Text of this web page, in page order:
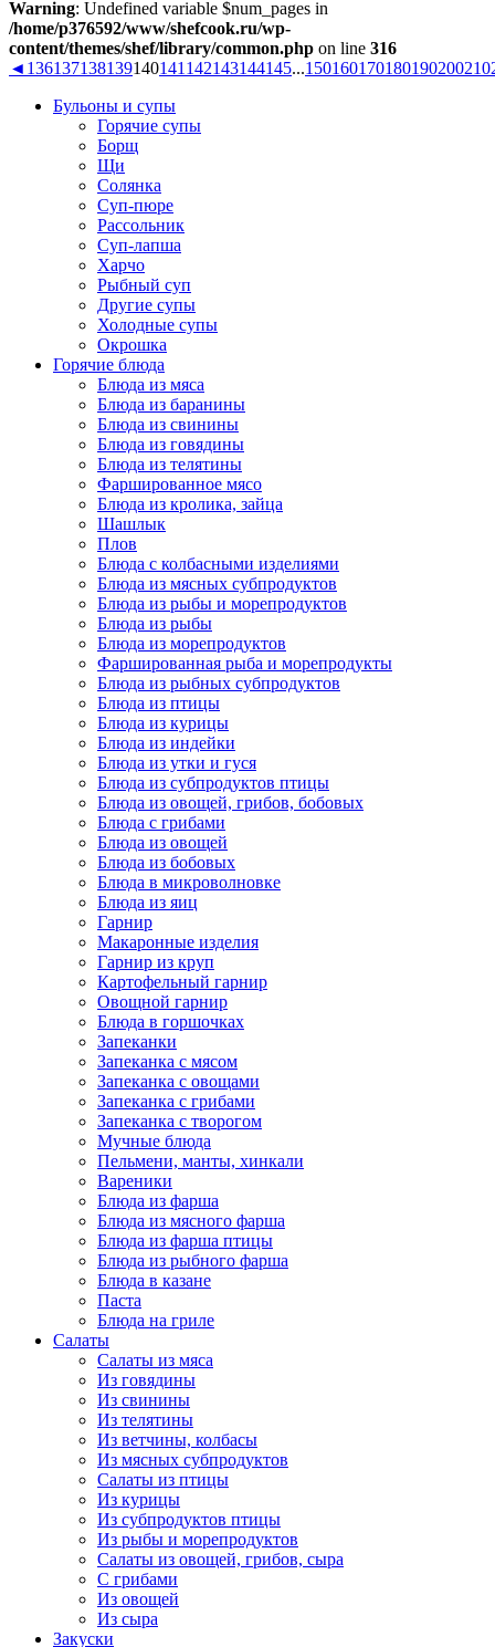
Warning: Undefined variable $num_pages in
/home/p376592/www/shefcook.ru/wp-
content/themes/shef/library/common.php on line 316
◄ 136137138139140141 142143144145...150160170180190200210
Бульоны и супы
Горячие супы
Борщ
Щи
Солянка
Суп-пюре
Рассольник
Суп-лапша
Харчо
Рыбный суп
Другие супы
Холодные супы
Окрошка
Горячие блюда
Блюда из мяса
Блюда из баранины
Блюда из свинины
Блюда из говядины
Блюда из телятины
Фаршированное мясо
Блюда из кролика, зайца
Шашлык
Плов
Блюда с колбасными изделиями
Блюда из мясных субпродуктов
Блюда из рыбы и морепродуктов
Блюда из рыбы
Блюда из морепродуктов
Фаршированная рыба и морепродукты
Блюда из рыбных субпродуктов
Блюда из птицы
Блюда из курицы
Блюда из индейки
Блюда из утки и гуся
Блюда из субпродуктов птицы
Блюда из овощей, грибов, бобовых
Блюда с грибами
Блюда из овощей
Блюда из бобовых
Блюда в микроволновке
Блюда из яиц
Гарнир
Макаронные изделия
Гарнир из круп
Картофельный гарнир
Овощной гарнир
Блюда в горшочках
Запеканки
Запеканка с мясом
Запеканка с овощами
Запеканка с грибами
Запеканка с творогом
Мучные блюда
Пельмени, манты, хинкали
Вареники
Блюда из фарша
Блюда из мясного фарша
Блюда из фарша птицы
Блюда из рыбного фарша
Блюда в казане
Паста
Блюда на гриле
Салаты
Салаты из мяса
Из говядины
Из свинины
Из телятины
Из ветчины, колбасы
Из мясных субпродуктов
Салаты из птицы
Из курицы
Из субпродуктов птицы
Из рыбы и морепродуктов
Салаты из овощей, грибов, сыра
С грибами
Из овощей
Из сыра
Закуски